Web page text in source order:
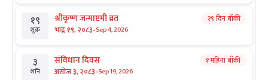
१९
शुक्र
श्रीकृष्ण जन्माष्टमी व्रत
भाद्र १९, २०८३-Sep 4, 2026
२९ दिन बाँकी
३
शनि
संविधान दिवस
असोज ३, २०८३-Sep 19, 2026
१ महिना बाँकी